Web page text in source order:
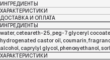
ИНГРЕДИЕНТЫ
ХАРАКТЕРИСТИКИ
ДОСТАВКА И ОПЛАТА
ИНГРЕДИЕНТЫ
water, ceteareth-25, peg-7 glyceryl
hydrogenated castor oil, coumarin,
alcohol, caprylyl glycol, phenoxyethanol,
ХАРАКТЕРИСТИКИ